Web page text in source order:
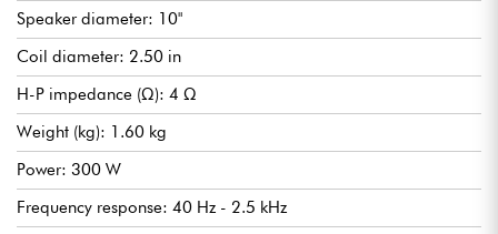
Speaker diameter: 10"
Coil diameter: 2.50 in
H-P impedance (Ω): 4 Ω
Weight (kg): 1.60 kg
Power: 300 W
Frequency response: 40 Hz - 2.5 kHz